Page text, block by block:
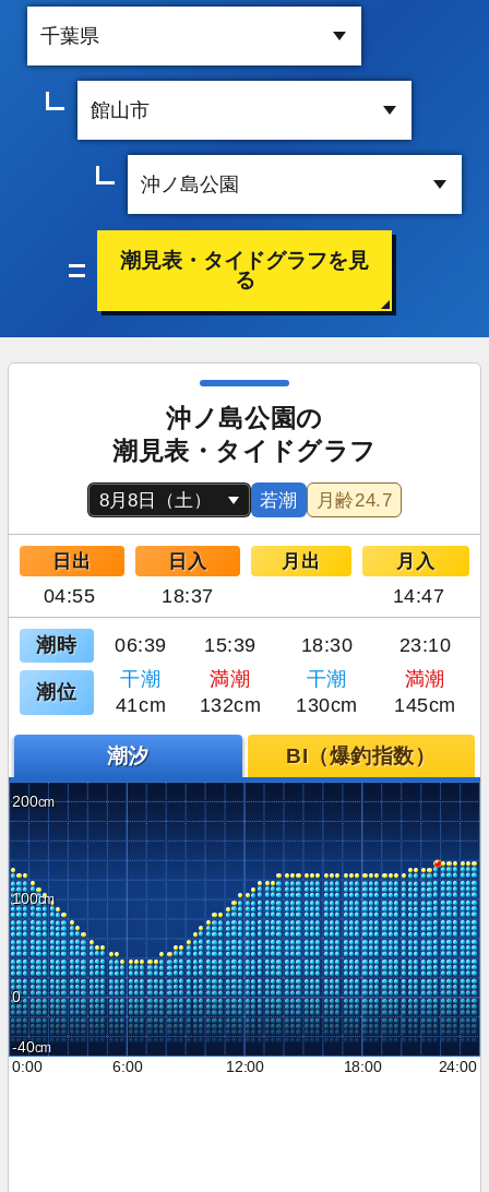
潮見表・タイドグラフを見
る
沖ノ島公園の
潮見表・タイドグラフ
若潮 月齢24.7
日出 日入 月出 月入
04:55 18:37 14:47
潮時 06:39 15:39 18:30 23:10
潮位
干潮 満潮 干潮
満潮
41cm
132cm 130cm 145cm
潮汐 BI（爆釣指数）
200
100
0
-40
0:00
6:00 12:00 18:00 24:00